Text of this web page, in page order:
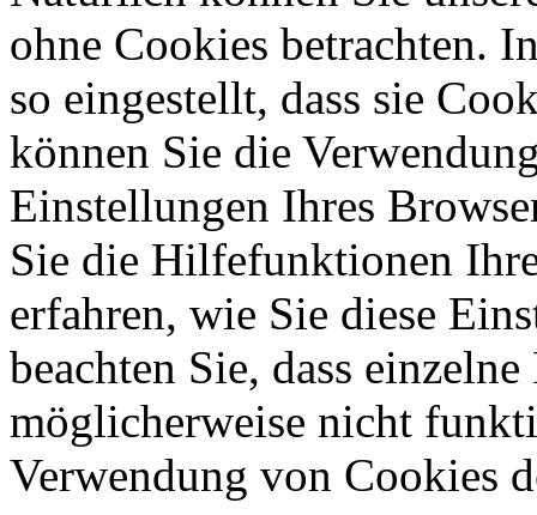
ohne Cookies betrachten.
so eingestellt, dass sie
können Sie die
Einstellungen Ihres
Sie die Hilfefunktionen
erfahren, wie Sie diese
beachten Sie, dass
möglicherweise nicht
Verwendung von Cookies